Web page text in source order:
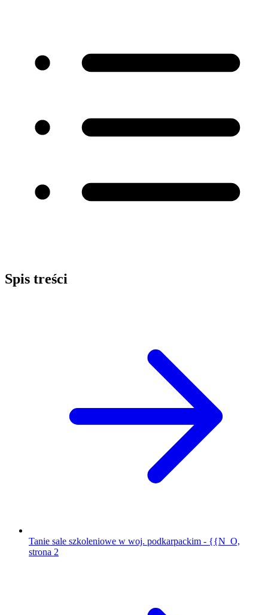
Spis treści
Tanie sale szkoleniowe w woj. podkarpackim - {{N_O,
strona 2